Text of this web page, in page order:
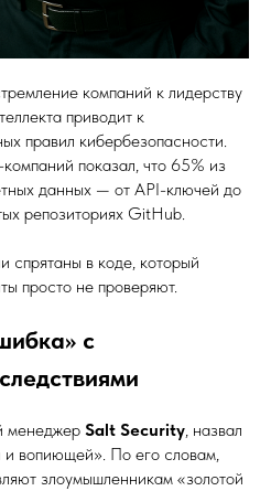
компаний к лидерству
приводит к
правил кибербезопасности.
показал, что 65% из
данных — от API-ключей до
репозиториях GitHub.
спрятаны в коде, который
просто не проверяют.
с
менеджер Salt Security, назвал
и вопиющей». По его словам,
злоумышленникам «золотой